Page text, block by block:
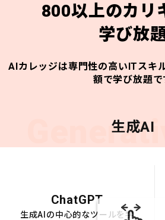
800以上のカリ
学び放
AIカレッジは専門性の高いITスキ
額で学び放題で
生成AI
ChatGPT
生成AIの中心的なツールを学